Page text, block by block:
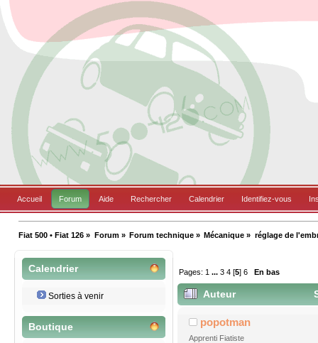
Accueil Forum Aide Rechercher Calendrier Identifiez-vous
Fiat 500 • Fiat 126 » Forum» Forum technique» Mécanique » réglage de
Calendrier
Sorties à venir
Boutique
Pages: 1 ...3 4 [5]6 En bas
Auteur
16525 fois)
popotman
Apprenti Fiatiste